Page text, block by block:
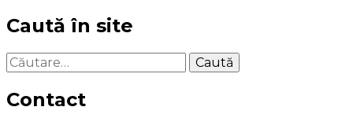
Caută în site
Caută
după:
Contact